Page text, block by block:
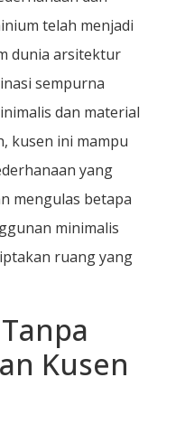
telah menjadi
dunia arsitektur
sempurna
dan material
kusen ini mampu
yang
mengulas betapa
minimalis
ruang yang
Kusen